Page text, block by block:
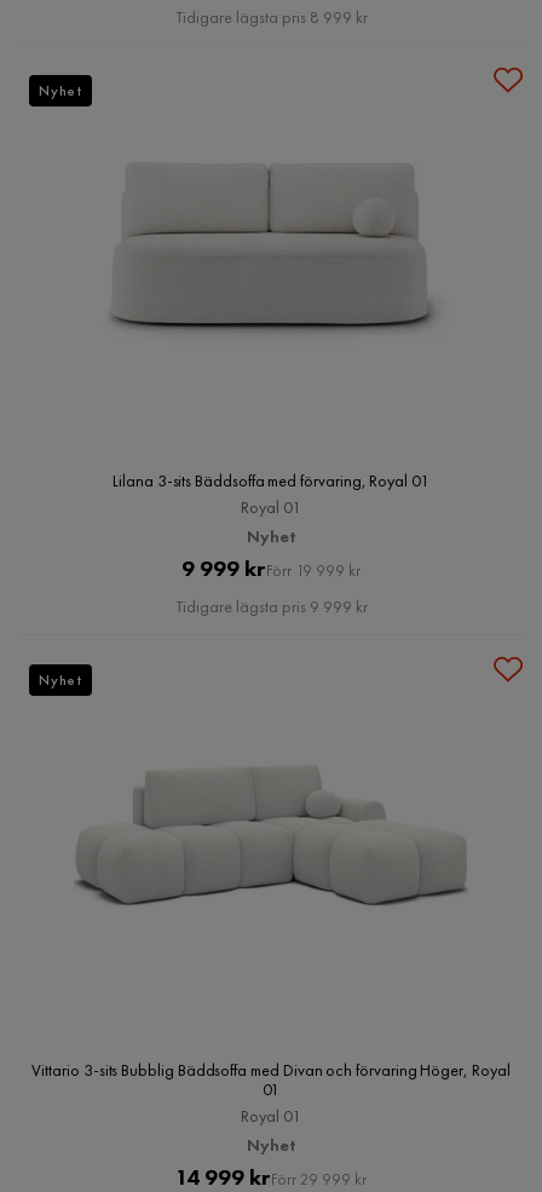
Pris
Tidigare lägsta pris 8 999 kr
Lilana 3-sits Bäddsoffa med förvaring, Royal 01
Royal 01
Nyhet
Pris
9 999 krOriginal
Pris
Förr 19 999 kr
Tidigare lägsta pris 9 999 kr
Nyhet
Vittario 3-sits Bubblig Bäddsoffa med Divan och förvaring Höger, Royal
01
Royal 01
Nyhet
Pris
14 999 krOriginal
Förr 29 999 kr
Nyhet